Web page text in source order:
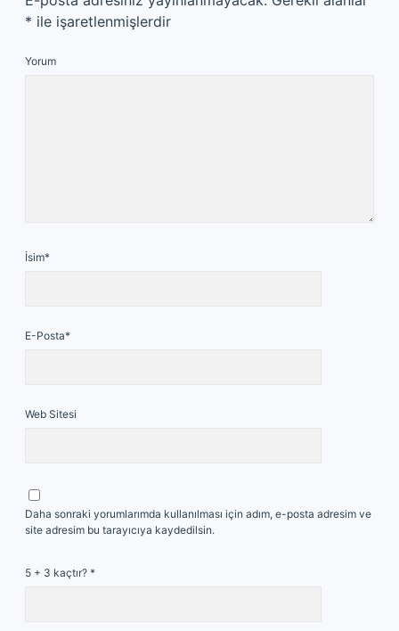
* ile işaretlenmişlerdir
Yorum
İsim*
E-Posta*
Web Sitesi
Daha sonraki yorumlarımda kullanılması için adım, e-posta adresim ve
site adresim bu tarayıcıya kaydedilsin.
5 + 3 kaçtır? *